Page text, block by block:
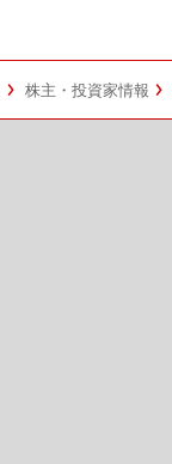
株主・投資家情報